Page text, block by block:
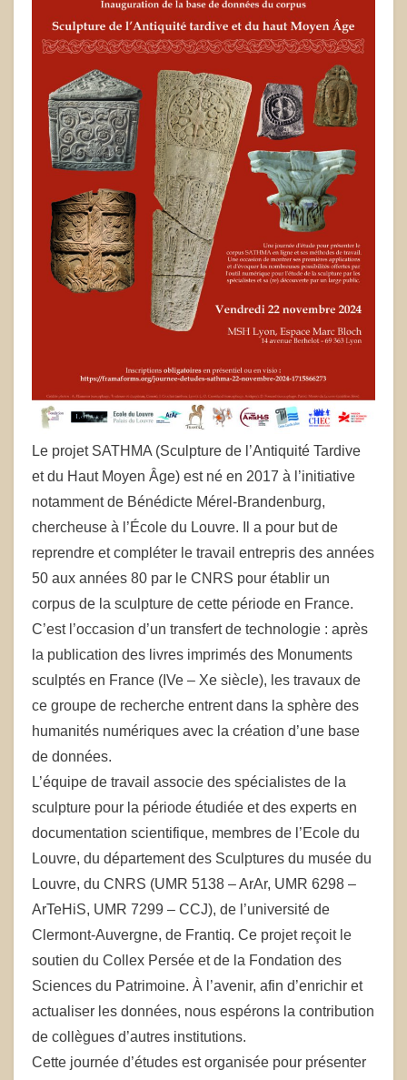
Le projet SATHMA (Sculpture de l’Antiquité Tardive
et du Haut Moyen Âge) est né en 2017 à l’initiative
notamment de Bénédicte Mérel-Brandenburg,
chercheuse à l’École du Louvre. Il a pour but de
reprendre et compléter le travail entrepris des années
50 aux années 80 par le CNRS pour établir un
corpus de la sculpture de cette période en France.
C’est l’occasion d’un transfert de technologie : après
la publication des livres imprimés des Monuments
sculptés en France (IVe – Xe siècle), les travaux de
ce groupe de recherche entrent dans la sphère des
humanités numériques avec la création d’une base
de données.
L’équipe de travail associe des spécialistes de la
sculpture pour la période étudiée et des experts en
documentation scientifique, membres de l’Ecole du
Louvre, du département des Sculptures du musée du
Louvre, du CNRS (UMR 5138 – ArAr, UMR 6298 –
ArTeHiS, UMR 7299 – CCJ), de l’université de
Clermont-Auvergne, de Frantiq. Ce projet reçoit le
soutien du Collex Persée et de la Fondation des
Sciences du Patrimoine. À l’avenir, afin d’enrichir et
actualiser les données, nous espérons la contribution
de collègues d’autres institutions.
Cette journée d’études est organisée pour présenter